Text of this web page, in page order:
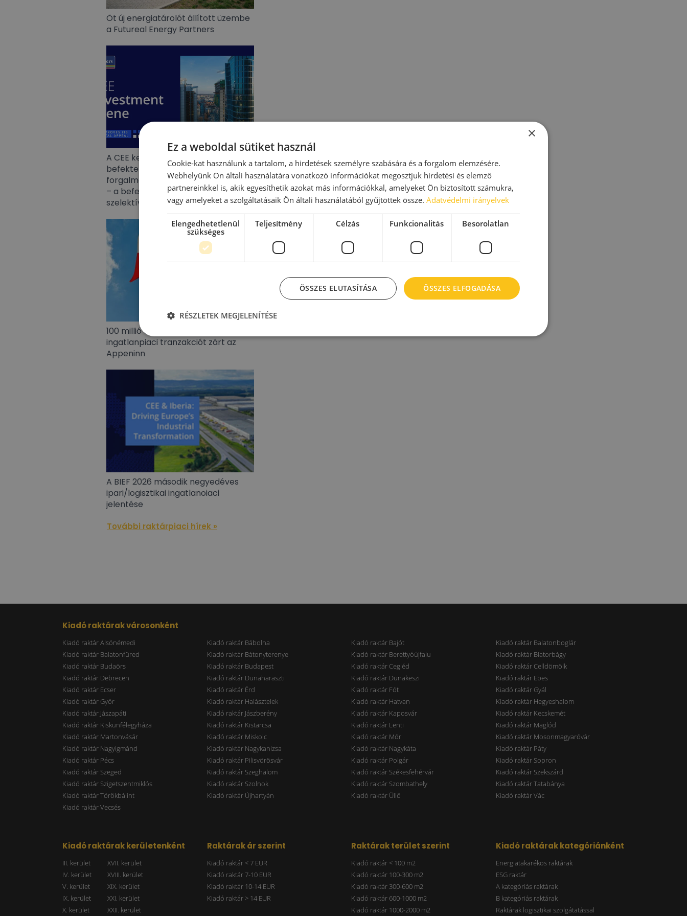
Öt új energiatárolót állított üzembe
a Futureal Energy Partners
A CEE kereskedelmiingatlan-
befektetési piac 5,8 milliárd eurós
forgalmat ért el 2026 első félévében
– a befektetők visszatértek, de jóval
szelektívebb stratégiával
100 millió eurót meghaladó lengyel
ingatlanpiaci tranzakciót zárt az
Appeninn
A BIEF 2026 második negyedéves
ipari/logisztikai ingatlanoiaci
jelentése
További raktárpiaci hírek »
Kiadó raktárak városonként
Kiadó raktár Alsónémedi Kiadó raktár Bábolna Kiadó raktár Bajót
Kiadó raktár Balatonboglár
Kiadó raktár Balatonfüred
Kiadó raktár Bátonyterenye Kiadó raktár Berettyóújfalu
Kiadó raktár Biatorbágy
Kiadó raktár Budaörs
Kiadó raktár Budapest Kiadó raktár Cegléd
Kiadó raktár Celldömölk
Kiadó raktár Debrecen
Kiadó raktár Dunaharaszti Kiadó raktár Dunakeszi
Kiadó raktár Ebes
Kiadó raktár Ecser
Kiadó raktár Érd Kiadó raktár Fót
Kiadó raktár Gyál
Kiadó raktár Győr
Kiadó raktár Halásztelek Kiadó raktár Hatvan
Kiadó raktár Hegyeshalom
Kiadó raktár Jászapáti
Kiadó raktár Jászberény Kiadó raktár Kaposvár
Kiadó raktár Kecskemét
Kiadó raktár Kiskunfélegyháza
Kiadó raktár Kistarcsa Kiadó raktár Lenti
Kiadó raktár Maglód
Kiadó raktár Martonvásár
Kiadó raktár Miskolc Kiadó raktár Mór
Kiadó raktár Mosonmagyaróvár
Kiadó raktár Nagyigmánd
Kiadó raktár Nagykanizsa Kiadó raktár Nagykáta
Kiadó raktár Páty
Kiadó raktár Pécs
Kiadó raktár Pilisvörösvár Kiadó raktár Polgár
Kiadó raktár Sopron
Kiadó raktár Szeged
Kiadó raktár Szeghalom Kiadó raktár Székesfehérvár
Kiadó raktár Szekszárd
Kiadó raktár Szigetszentmiklós
Kiadó raktár Szolnok Kiadó raktár Szombathely
Kiadó raktár Tatabánya
Kiadó raktár Törökbálint
Kiadó raktár Újhartyán Kiadó raktár Üllő
Kiadó raktár Vác
Kiadó raktár Vecsés
Kiadó raktárak kerületenként
III. kerület
IV. kerület
V. kerület
IX. kerület
X. kerület
XVII. kerület
XVIII. kerület
XIX. kerület
XXI. kerület
XXII. kerület
Raktárak ár szerint
Kiadó raktár < 7 EUR
Kiadó raktár 7-10 EUR
Kiadó raktár 10-14 EUR
Kiadó raktár > 14 EUR
Raktárak terület szerint
Kiadó raktár < 100 m2
Kiadó raktár 100-300 m2
Kiadó raktár 300-600 m2
Kiadó raktár 600-1000 m2
Kiadó raktár 1000-2000 m2
Kiadó raktárak kategóriánként
Energiatakarékos raktárak
ESG raktár
A kategóriás raktárak
B kategóriás raktárak
Raktárak logisztikai szolgátatással
×
Ez a weboldal sütiket használ
Cookie-kat használunk a tartalom, a hirdetések személyre szabására és a forgalom elemzésére.
Webhelyünk Ön általi használatára vonatkozó információkat megosztjuk hirdetési és elemző
partnereinkkel is, akik egyesíthetik azokat más információkkal, amelyeket Ön biztosított számukra,
vagy amelyeket a szolgáltatásaik Ön általi használatából gyűjtöttek össze. Adatvédelmi irányelvek
Elengedhetetlenül
szükséges
Teljesítmény Célzás Funkcionalitás Besorolatlan
ÖSSZES ELFOGADÁSA
ÖSSZES ELUTASÍTÁSA
RÉSZLETEK MEGJELENÍTÉSE